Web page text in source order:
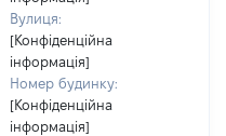
Вулиця:
[Конфіденційна
інформація]
Номер будинку:
[Конфіденційна
інформація]